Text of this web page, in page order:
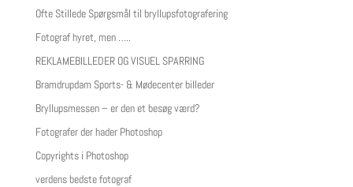
Ofte Stillede Spørgsmål til bryllupsfotografering
Fotograf hyret, men …..
REKLAMEBILLEDER OG VISUEL SPARRING
Bramdrupdam Sports- & Mødecenter billeder
Bryllupsmessen – er den et besøg værd?
Fotografer der hader Photoshop
Copyrights i Photoshop
verdens bedste fotograf